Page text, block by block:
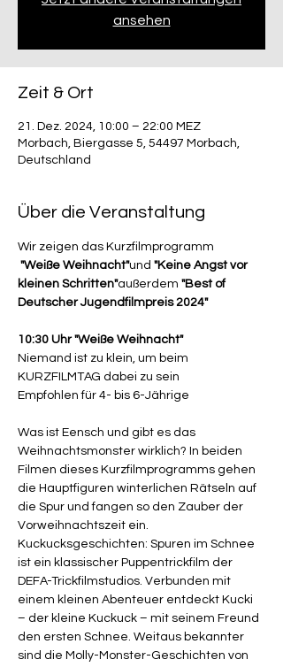
ansehen
Zeit & Ort
21. Dez. 2024, 10:00 – 22:00 MEZ
Morbach, Biergasse 5, 54497 Morbach,
Deutschland
Über die Veranstaltung
Wir zeigen das Kurzfilmprogramm
"Weiße Weihnacht"und "Keine Angst vor
kleinen Schritten"außerdem "Best of
Deutscher Jugendfilmpreis 2024"
10:30 Uhr "Weiße Weihnacht"
Niemand ist zu klein, um beim
KURZFILMTAG dabei zu sein
Empfohlen für 4- bis 6-Jährige
Was ist Eensch und gibt es das
Weihnachtsmonster wirklich? In beiden
Filmen dieses Kurzfilmprogramms gehen
die Hauptfiguren winterlichen Rätseln auf
die Spur und fangen so den Zauber der
Vorweihnachtszeit ein.
Kuckucksgeschichten: Spuren im Schnee
ist ein klassischer Puppentrickfilm der
DEFA-Trickfilmstudios. Verbunden mit
einem kleinen Abenteuer entdeckt Kucki
– der kleine Kuckuck – mit seinem Freund
den ersten Schnee. Weitaus bekannter
sind die Molly-Monster-Geschichten von